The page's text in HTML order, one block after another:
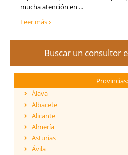
mucha atención en ...
Leer más
Buscar un consultor
Provincias:
Álava
Albacete
Alicante
Almería
Asturias
Ávila